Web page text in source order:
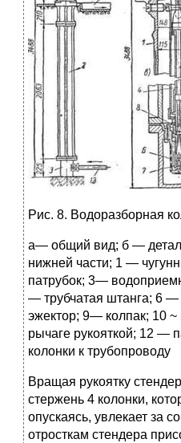
Рис. 8. Водоразборная
а— общий вид; б —
нижней части; 1 —
патрубок; 3—
— трубчатая штанга; 6
эжектор; 9— колпак; 10
рычаге рукояткой; 12 —
колонки к трубопроводу
Вращая рукоятку
стержень 4 колонки,
опускаясь, увлекает за
отросткам стендера